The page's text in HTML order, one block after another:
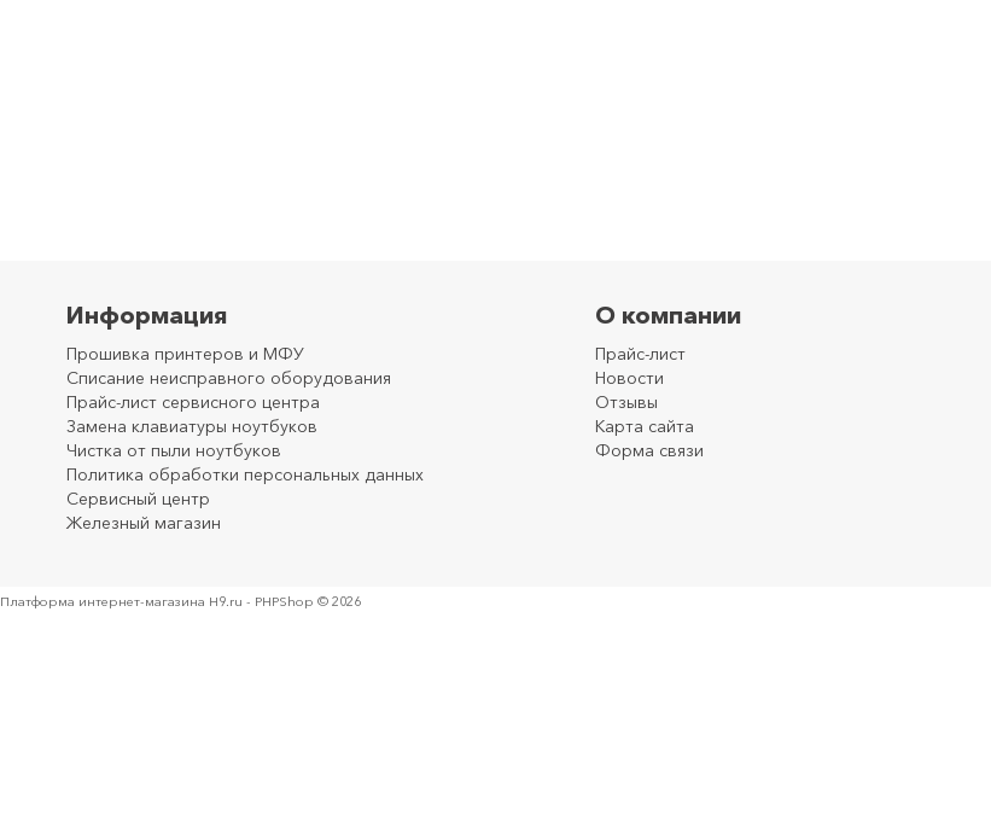
Информация
Прошивка принтеров и МФУ
Списание неисправного оборудования
Прайс-лист сервисного центра
Замена клавиатуры ноутбуков
Чистка от пыли ноутбуков
Политика обработки персональных данных
Сервисный центр
Железный магазин
О компании
Прайс-лист
Новости
Отзывы
Карта сайта
Форма связи
Платформа интернет-магазина H9.ru - PHPShop © 2026